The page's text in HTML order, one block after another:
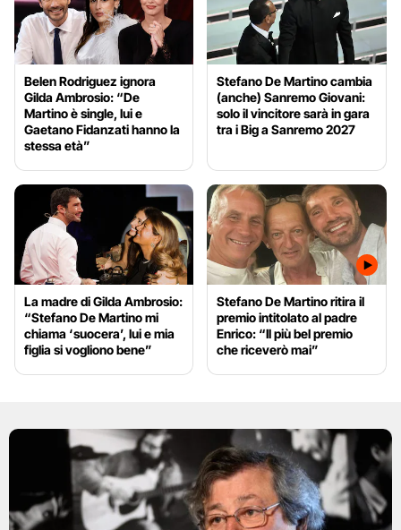
Belen Rodriguez ignora
Gilda Ambrosio: “De
Martino è single, lui e
Gaetano Fidanzati hanno la
stessa età”
Stefano De Martino cambia
(anche) Sanremo Giovani:
solo il vincitore sarà in gara
tra i Big a Sanremo 2027
La madre di Gilda Ambrosio:
“Stefano De Martino mi
chiama ‘suocera’, lui e mia
figlia si vogliono bene”
Stefano De Martino ritira il
premio intitolato al padre
Enrico: “Il più bel premio
che riceverò mai”